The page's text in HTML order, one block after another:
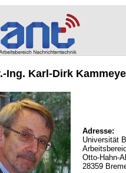
Ing. Karl-Dirk
Adresse:
Universität
Otto-Hahn-
28359